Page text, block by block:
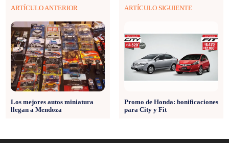
ARTÍCULO ANTERIOR
Los mejores autos miniatura
llegan a Mendoza
ARTÍCULO SIGUIENTE
Promo de Honda: bonificaciones
para City y Fit